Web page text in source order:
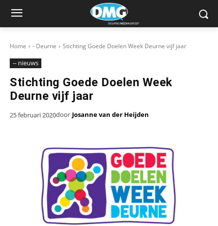
Home - Deurne Stichting Goede Doelen Week Deurne vijf jaar
-- nieuws
Stichting Goede Doelen Week
Deurne vijf jaar
25 februari 2020door Josanne van der Heijden